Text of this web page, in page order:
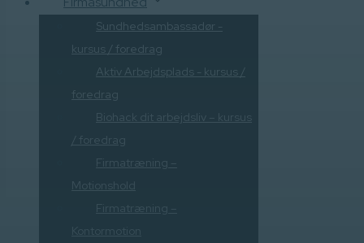
Sundhedsambassadør -
kursus / foredrag
Aktiv Arbejdsplads - kursus /
foredrag
Biohack dit arbejdsliv – kursus
/ foredrag
Firmatræning –
Motionshold
Firmatræning –